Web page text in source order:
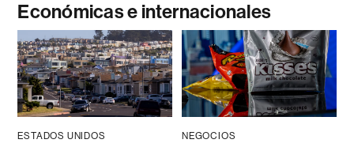
Económicas e internacionales
ESTADOS UNIDOS NEGOCIOS